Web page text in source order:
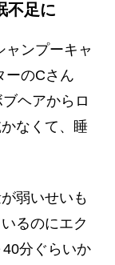
不足に
ンプーキャ
ーのCさん
ヘアからロ
なくて、睡
弱いせいも
るのにエク
分ぐらいか